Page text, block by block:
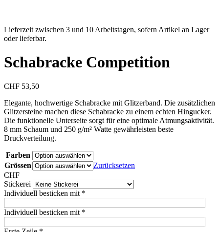
Lieferzeit zwischen 3 und 10 Arbeitstagen, sofern Artikel an Lager
oder lieferbar.
Schabracke Competition
CHF 53,50
Elegante, hochwertige Schabracke mit Glitzerband. Die zusätzlichen
Glitzersteine machen diese Schabracke zu einem echten Hingucker.
Die funktionelle Unterseite sorgt für eine optimale Atmungsaktivität.
8 mm Schaum und 250 g/m² Watte gewährleisten beste
Druckverteilung.
Farben
Grössen
Zurücksetzen
CHF
Stickerei
Individuell besticken mit *
Individuell besticken mit *